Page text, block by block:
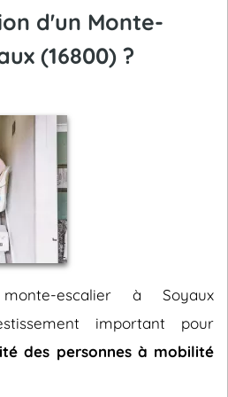
d'un Monte-
(16800) ?
escalier à Soyaux
important pour
des personnes à mobilité